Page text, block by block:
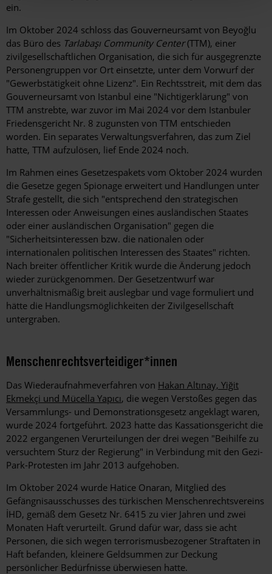
ein.
Im Oktober 2024 schloss das Gouverneursamt von Beyoğlu
das Büro des Tarlabaşı Community Center(TTM), einer
zivilgesellschaftlichen Organisation, die sich für ausgegrenzte
Personengruppen vor Ort einsetzte, unter dem Vorwurf der
"Gewerbstätigkeit ohne Lizenz". Ein Rechtsstreit, mit dem das
Gouverneursamt von Istanbul eine "Nichtigerklärung" von
TTM anstrebte, war zuvor im Mai 2024 vor dem Istanbuler
Friedensgericht Nr. 8 zugunsten von TTM entschieden
worden. Ein separates Verwaltungsverfahren, das zum Ziel
hatte, TTM aufzulösen, lief Ende 2024 noch.
Im Rahmen eines Gesetzespakets vom Oktober 2024 wurden
die Gesetze gegen Spionage erweitert und Handlungen unter
Strafe gestellt, die sich "entsprechend den strategischen
Interessen oder Anweisungen eines ausländischen Staates
oder einer ausländischen Organisation" gegen die
"Sicherheitsinteressen bzw. die nationalen oder
internationalen politischen Interessen des Staates" richten.
Nach breiter öffentlicher Kritik wurde die Änderung jedoch
wieder zurückgenommen. Der Gesetzentwurf war
unverhältnismäßig breit auslegbar und vage formuliert und
hätte die Handlungsmöglichkeiten der Zivilgesellschaft
untergraben.
Menschenrechtsverteidiger*innen
Das Wiederaufnahmeverfahren von Hakan Altınay, Yiğit
Ekmekçi und Mücella Yapıcı, die wegen Verstoßes gegen das
Versammlungs- und Demonstrationsgesetz angeklagt waren,
wurde 2024 fortgeführt. 2023 hatte das Kassationsgericht die
2022 ergangenen Verurteilungen der drei wegen "Beihilfe zu
versuchtem Sturz der Regierung" in Verbindung mit den Gezi-
Park-Protesten im Jahr 2013 aufgehoben.
Im Oktober 2024 wurde Hatice Onaran, Mitglied des
Gefängnisausschusses des türkischen Menschenrechtsvereins
İHD, gemäß dem Gesetz Nr. 6415 zu vier Jahren und zwei
Monaten Haft verurteilt. Grund dafür war, dass sie acht
Personen, die sich wegen terrorismusbezogener Straftaten in
Haft befanden, kleinere Geldsummen zur Deckung
persönlicher Bedürfnisse überwiesen hatte.